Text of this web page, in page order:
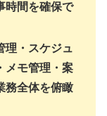
時間を確保で
理・スケジュ
メモ管理・案
務全体を俯瞰